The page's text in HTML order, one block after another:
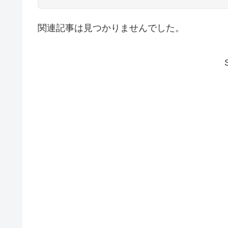
関連記事は見つかりませんでした。